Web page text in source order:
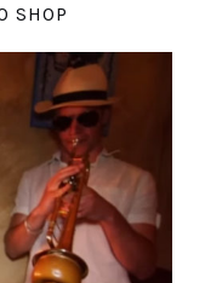
SHOP